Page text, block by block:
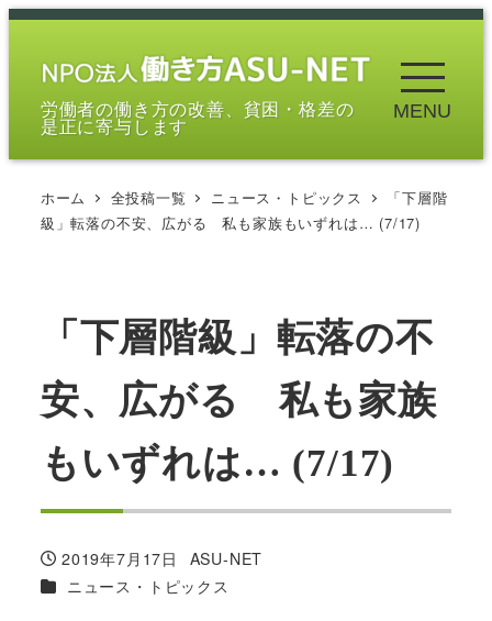
メ
労働者の働き方の改善、貧困・格差の
是正に寄与します
MENU
ホーム 全投稿一覧 ニュース・トピックス
「下層階
級」転落の不安、広がる 私も家族もいずれは… (7/17)
「下層階級」転落の不
安、広がる 私も家族
もいずれは… (7/17)
投稿日
2019年7月17日
著
者
ASU-NET
カテゴリー
ニュース・トピックス